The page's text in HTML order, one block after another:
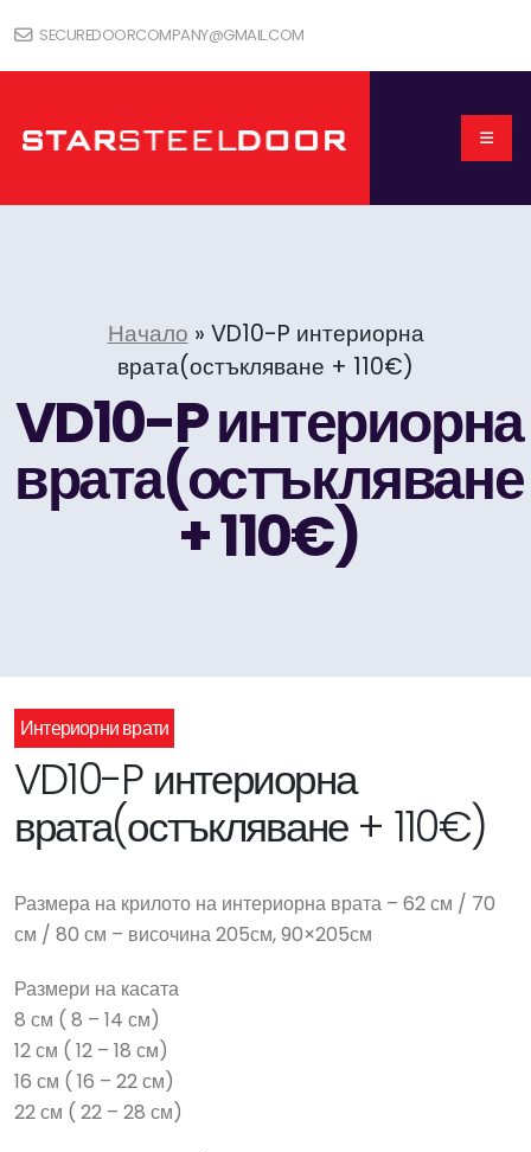
SECUREDOORCOMPANY@GMAIL.COM
Начало » VD10-P интериорна
врата(остъкляване + 110€)
VD10-P интериорна
врата(остъкляване
+ 110€)
Интериорни врати
VD10-P интериорна
врата(остъкляване + 110€)
Размера на крилото на интериорна врата – 62 см / 70
см / 80 см – височина 205см, 90×205см
Размери на касата
8 см ( 8 – 14 см)
12 см ( 12 – 18 см)
16 см ( 16 – 22 см)
22 см ( 22 – 28 см)